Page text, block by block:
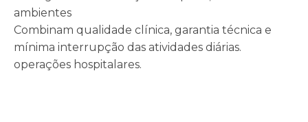
ambientes
Combinam qualidade clínica, garantia técnica e
mínima interrupção das atividades diárias.
operações hospitalares.